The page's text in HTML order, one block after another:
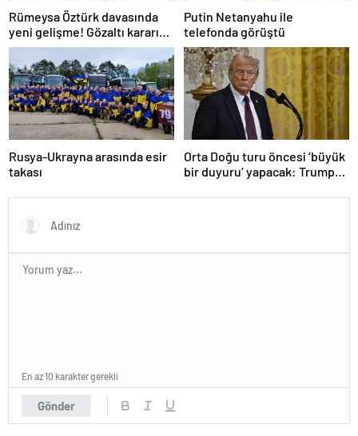
Rümeysa Öztürk davasında
yeni gelişme! Gözaltı kararına
gerekçe sunamadılar
Putin Netanyahu ile
telefonda görüştü
Rusya-Ukrayna arasında esir
takası
Orta Doğu turu öncesi ‘büyük
bir duyuru’ yapacak: Trump
Gönder
En az 10 karakter gerekli